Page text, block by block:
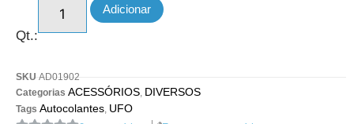
Qt.:
Adicionar
SKU AD01902
Categorias ACESSÓRIOS, DIVERSOS
Tags Autocolantes, UFO